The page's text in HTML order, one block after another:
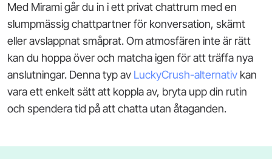
Med Mirami går du in i ett privat chattrum med en
slumpmässig chattpartner för konversation, skämt
eller avslappnat småprat. Om atmosfären inte är rätt
kan du hoppa över och matcha igen för att träffa nya
anslutningar. Denna typ av LuckyCrush-alternativ kan
vara ett enkelt sätt att koppla av, bryta upp din rutin
och spendera tid på att chatta utan åtaganden.